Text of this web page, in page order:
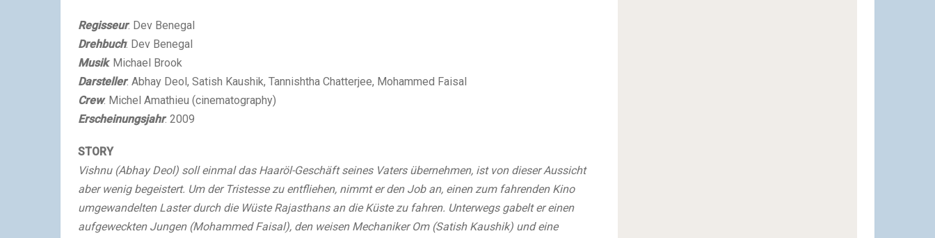
Regisseur: Dev Benegal
Drehbuch: Dev Benegal
Musik: Michael Brook
Darsteller: Abhay Deol, Satish Kaushik, Tannishtha Chatterjee, Mohammed Faisal
Crew: Michel Amathieu (cinematography)
Erscheinungsjahr: 2009
STORY
Vishnu (Abhay Deol) soll einmal das Haaröl-Geschäft seines Vaters übernehmen, ist von dieser Aussicht
aber wenig begeistert. Um der Tristesse zu entfliehen, nimmt er den Job an, einen zum fahrenden Kino
umgewandelten Laster durch die Wüste Rajasthans an die Küste zu fahren. Unterwegs gabelt er einen
aufgeweckten Jungen (Mohammed Faisal), den weisen Mechaniker Om (Satish Kaushik) und eine